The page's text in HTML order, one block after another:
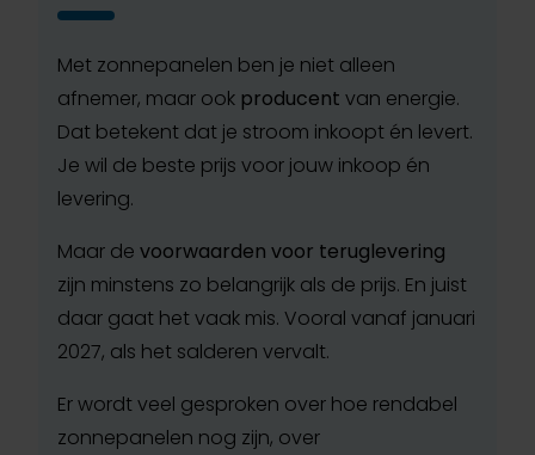
Met zonnepanelen ben je niet alleen
afnemer, maar ook producent van energie.
Dat betekent dat je stroom inkoopt én levert.
Je wil de beste prijs voor jouw inkoop én
levering.
Maar de voorwaarden voor teruglevering
zijn minstens zo belangrijk als de prijs. En juist
daar gaat het vaak mis. Vooral vanaf januari
2027, als het salderen vervalt.
Er wordt veel gesproken over hoe rendabel
zonnepanelen nog zijn, over